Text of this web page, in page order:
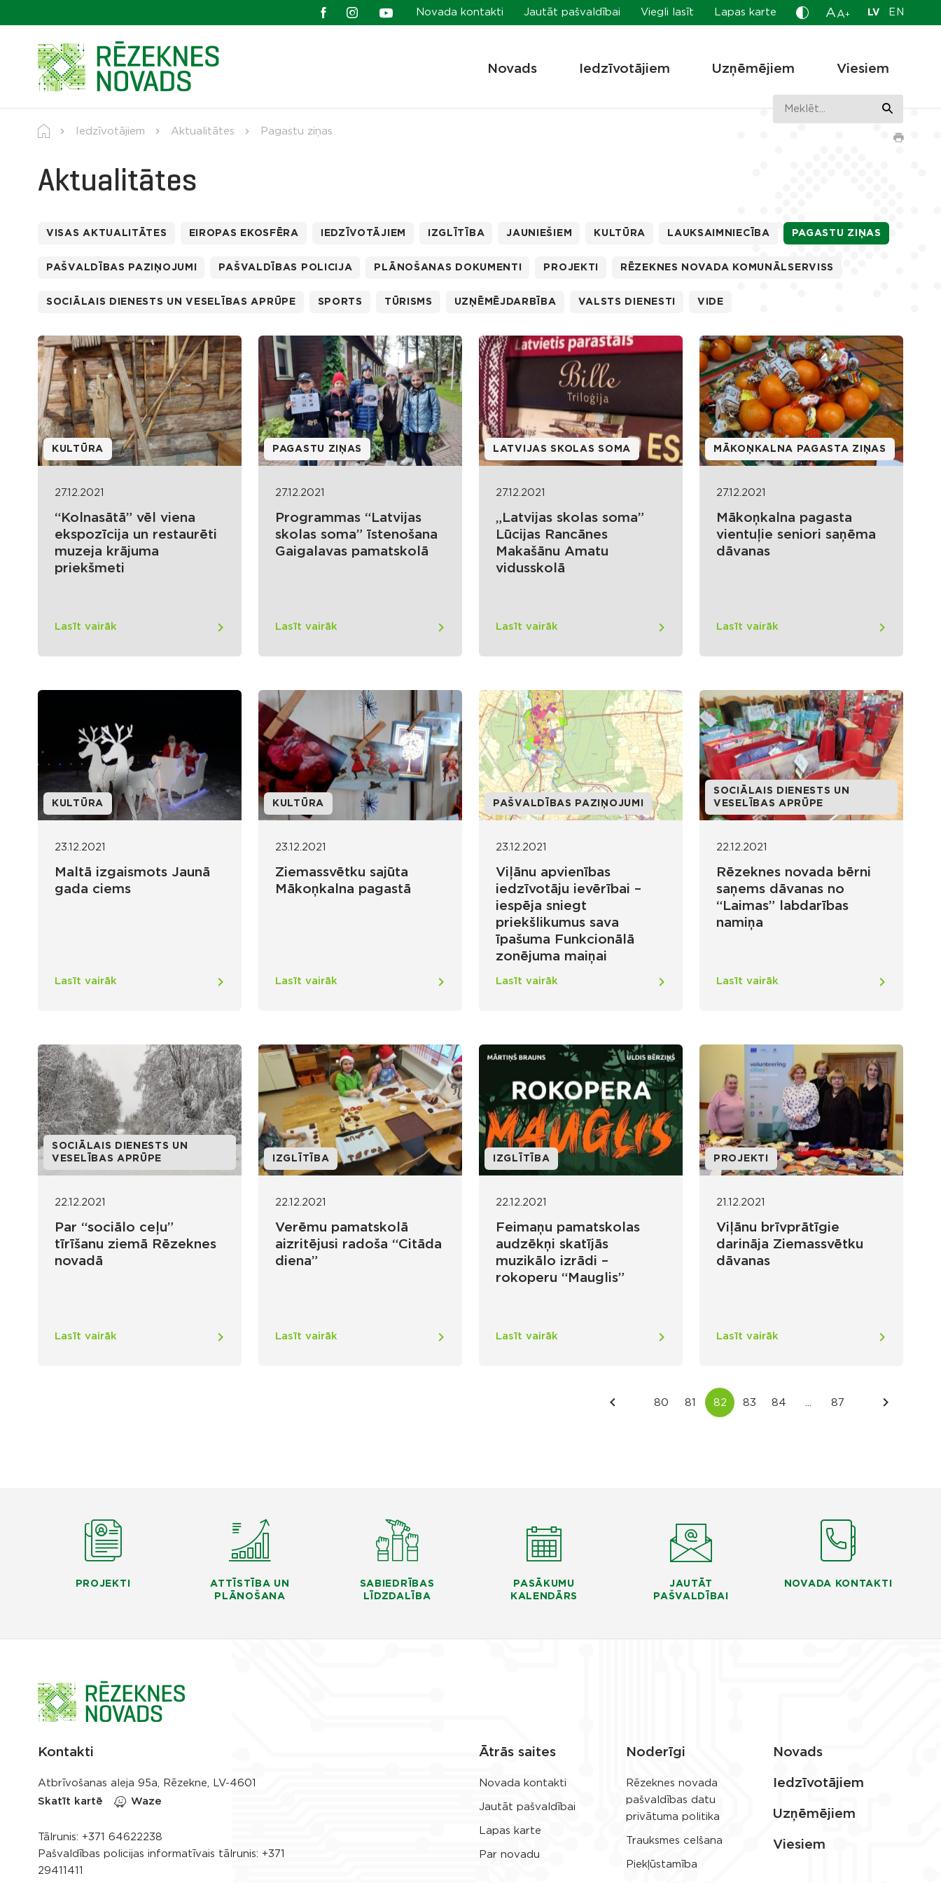
Novada kontakti Jautāt pašvaldībai Viegli lasīt Lapas karte A A+ LV EN
Novads Iedzīvotājiem Uzņēmējiem Viesiem
Iedzīvotājiem Aktualitātes Pagastu ziņas
Aktualitātes
VISAS AKTUALITĀTES EIROPAS EKOSFĒRA IEDZĪVOTĀJIEM IZGLĪTĪBA JAUNIEŠIEM KULTŪRA LAUKSAIMNIECĪBA PAGASTU ZIŅAS
PAŠVALDĪBAS PAZIŅOJUMI PAŠVALDĪBAS POLICIJA PLĀNOŠANAS DOKUMENTI PROJEKTI RĒZEKNES NOVADA KOMUNĀLSERVISS
SOCIĀLAIS DIENESTS UN VESELĪBAS APRŪPE SPORTS TŪRISMS UZŅĒMĒJDARBĪBA VALSTS DIENESTI VIDE
KULTŪRA
27.12.2021
“Kolnasātā” vēl viena
ekspozīcija un restaurēti
muzeja krājuma
priekšmeti
Lasīt vairāk
PAGASTU ZIŅAS
27.12.2021
Programmas “Latvijas
skolas soma” īstenošana
Gaigalavas pamatskolā
Lasīt vairāk
LATVIJAS SKOLAS SOMA
27.12.2021
„Latvijas skolas soma”
Lūcijas Rancānes
Makašānu Amatu
vidusskolā
Lasīt vairāk
MĀKOŅKALNA PAGASTA ZIŅAS
27.12.2021
Mākoņkalna pagasta
vientuļie seniori saņēma
dāvanas
Lasīt vairāk
KULTŪRA
23.12.2021
Maltā izgaismots Jaunā
gada ciems
Lasīt vairāk
KULTŪRA
23.12.2021
Ziemassvētku sajūta
Mākoņkalna pagastā
Lasīt vairāk
PAŠVALDĪBAS PAZIŅOJUMI
23.12.2021
Viļānu apvienības
iedzīvotāju ievērībai –
iespēja sniegt
priekšlikumus sava
īpašuma Funkcionālā
zonējuma maiņai
Lasīt vairāk
SOCIĀLAIS DIENESTS UN
VESELĪBAS APRŪPE
22.12.2021
Rēzeknes novada bērni
saņems dāvanas no
“Laimas” labdarības
namiņa
Lasīt vairāk
SOCIĀLAIS DIENESTS UN
VESELĪBAS APRŪPE
22.12.2021
Par “sociālo ceļu”
tīrīšanu ziemā Rēzeknes
novadā
Lasīt vairāk
IZGLĪTĪBA
22.12.2021
Verēmu pamatskolā
aizritējusi radoša “Citāda
diena”
Lasīt vairāk
IZGLĪTĪBA
22.12.2021
Feimaņu pamatskolas
audzēkņi skatījās
muzikālo izrādi –
rokoperu “Mauglis”
Lasīt vairāk
PROJEKTI
21.12.2021
Viļānu brīvprātīgie
darināja Ziemassvētku
dāvanas
Lasīt vairāk
PROJEKTI
ATTĪSTĪBA UN
PLĀNOŠANA
SABIEDRĪBAS
LĪDZDALĪBA
PASĀKUMU
KALENDĀRS
JAUTĀT
PAŠVALDĪBAI
NOVADA KONTAKTI
Kontakti
Atbrīvošanas aleja 95a, Rēzekne, LV-4601
Skatīt kartē
Waze
Tālrunis: +371 64622238
Pašvaldības policijas informatīvais tālrunis: +371
29411411
Ātrās saites
Novada kontakti
Jautāt pašvaldībai
Lapas karte
Par novadu
Noderīgi
Rēzeknes novada
pašvaldības datu
privātuma politika
Trauksmes celšana
Piekļūstamība
Novads
Iedzīvotājiem
Uzņēmējiem
Viesiem